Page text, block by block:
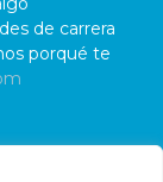
de carrera
porqué te